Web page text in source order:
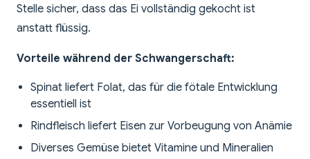
Stelle sicher, dass das Ei vollständig gekocht ist
anstatt flüssig.
Vorteile während der Schwangerschaft:
Spinat liefert Folat, das für die fötale Entwicklung
essentiell ist
Rindfleisch liefert Eisen zur Vorbeugung von Anämie
Diverses Gemüse bietet Vitamine und Mineralien